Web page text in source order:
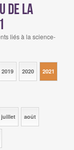
de la
liés à la science-
2019 2020 2021
juillet août